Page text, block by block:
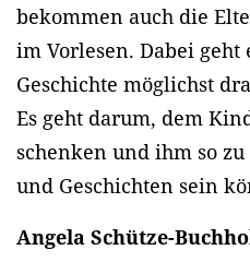
bekommen auch die
im Vorlesen. Dabei
Geschichte möglichst
Es geht darum, dem
schenken und ihm so
und Geschichten sein
Angela Schütze-